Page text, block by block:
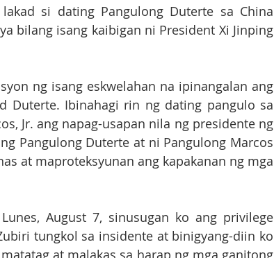
si dating Pangulong Duterte sa China
bilang isang kaibigan ni President Xi Jinping
ng isang eskwelahan na ipinangalan ang
Duterte. Ibinahagi rin ng dating pangulo sa
Jr. ang napag-usapan nila ng presidente ng
Pangulong Duterte at ni Pangulong Marcos
at maproteksyunan ang kapakanan ng mga
August 7, sinusugan ko ang privilege
tungkol sa insidente at binigyang-diin ko
at malakas sa harap ng mga ganitong